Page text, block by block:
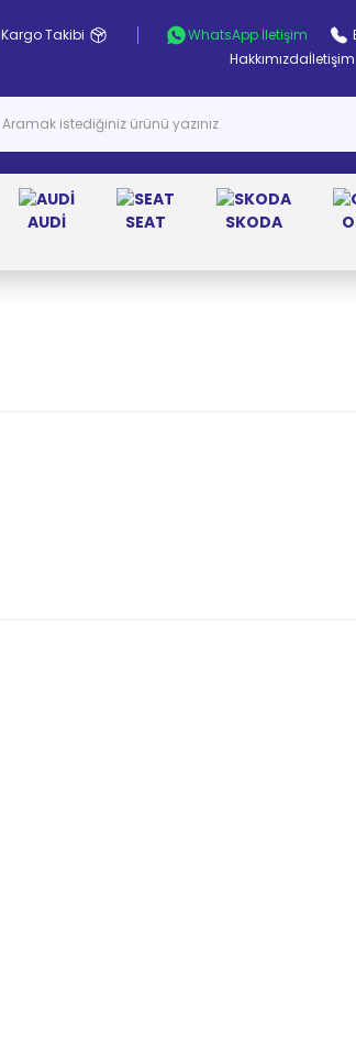
Kargo Takibi WhatsApp İletişim
Hakkımızdaİletişim
AUDİ SEAT SKODA